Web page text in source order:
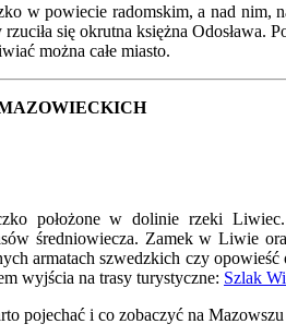
w powiecie radomskim, a nad nim,
się okrutna księżna
można całe miasto.
położone w dolinie rzeki
średniowiecza. Zamek w Liwie
armatach szwedzkich czy
wyjścia na trasy turystyczne: Szlak
pojechać i co zobaczyć na